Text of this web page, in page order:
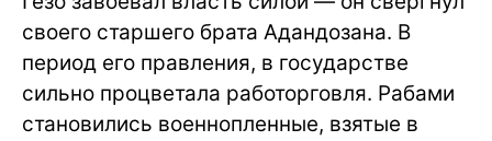
своего старшего брата Адандозана. В
период его правления, в государстве
сильно процветала работорговля. Рабами
становились военнопленные, взятые в